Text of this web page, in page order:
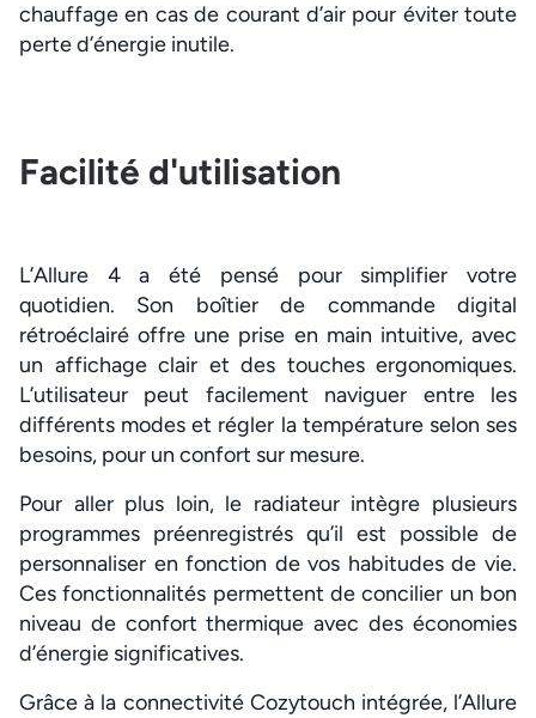
chauffage en cas de courant d’air pour éviter toute
perte d’énergie inutile.
Facilité d'utilisation
L’Allure 4 a été pensé pour simplifier votre
quotidien. Son boîtier de commande digital
rétroéclairé offre une prise en main intuitive, avec
un affichage clair et des touches ergonomiques.
L’utilisateur peut facilement naviguer entre les
différents modes et régler la température selon ses
besoins, pour un confort sur mesure.
Pour aller plus loin, le radiateur intègre plusieurs
programmes préenregistrés qu’il est possible de
personnaliser en fonction de vos habitudes de vie.
Ces fonctionnalités permettent de concilier un bon
niveau de confort thermique avec des économies
d’énergie significatives.
Grâce à la connectivité Cozytouch intégrée, l’Allure